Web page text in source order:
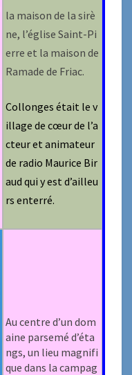
la maison de la sirè
ne, l’église Saint-Pi
erre et la maison de
Ramade de Friac.
Collonges était le v
illage de cœur de l’a
cteur et animateur
de radio Maurice Bir
aud qui y est d’ailleu
rs enterré.
Au centre d’un dom
aine parsemé d’éta
ngs, un lieu magnifi
que dans la campag